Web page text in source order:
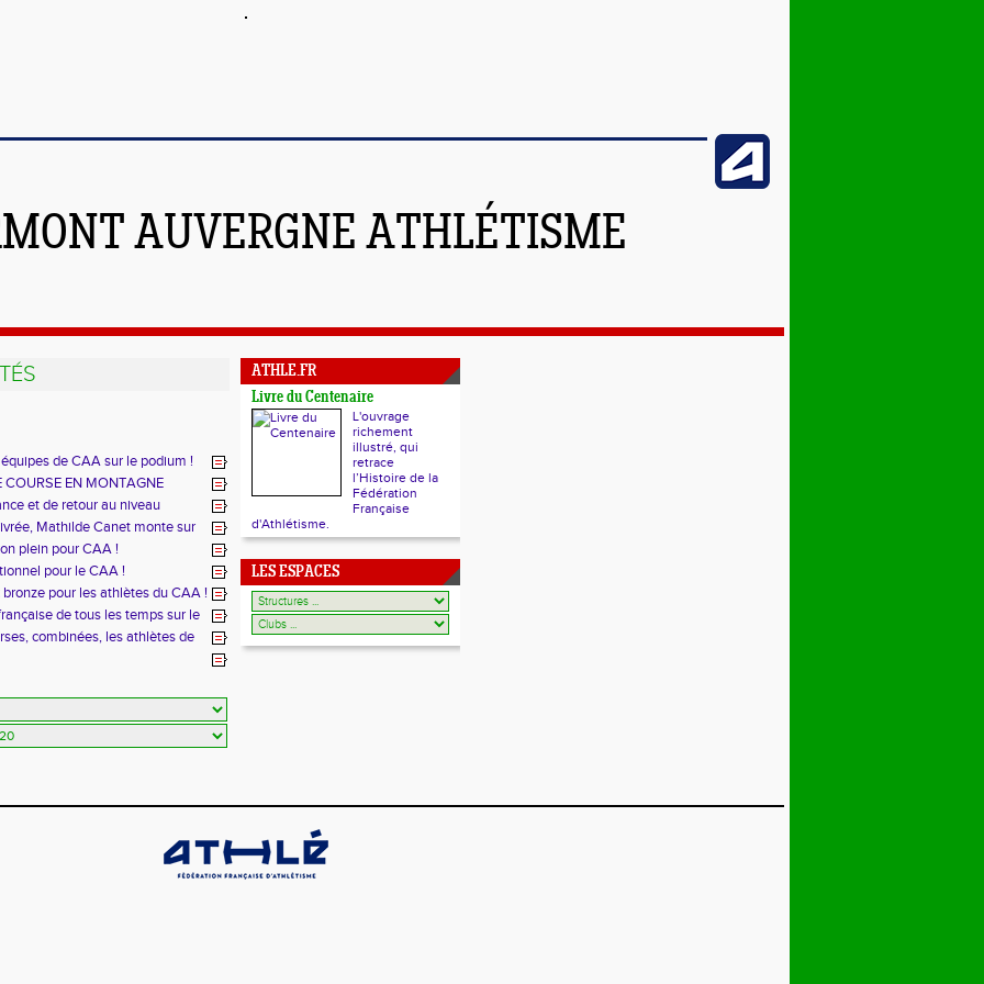
AUVERGNE ATHLÉTISME
de CAA sur le podium !
EN MONTAGNE
et de retour au niveau
Mathilde Canet monte sur
plein pour CAA !
pour le CAA !
pour les athlètes du CAA !
de tous les temps sur le
combinées, les athlètes de
ATHLE.FR
Livre du Centenaire
L'ouvrage
richement
illustré, qui
retrace
l’Histoire de la
Fédération
Française
d'Athlétisme.
LES ESPACES